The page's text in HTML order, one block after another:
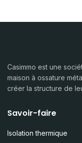
Casimmo est une
maison à ossature
créer la structure de
Savoir-faire
Isolation thermique